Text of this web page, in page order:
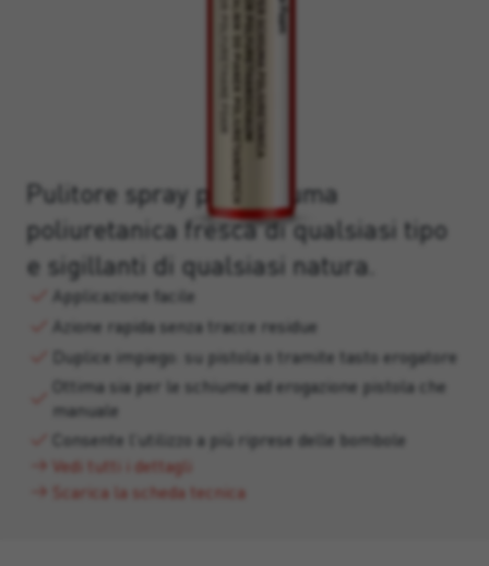
Pulitore spray per schiuma
poliuretanica fresca di qualsiasi tipo
e sigillanti di qualsiasi natura.
Applicazione facile
Azione rapida senza tracce residue
Duplice impiego: su pistola o tramite tasto erogatore
Ottima sia per le schiume ad erogazione pistola che
manuale
Consente l’utilizzo a più riprese delle bombole
Vedi tutti i dettagli
Scarica la scheda tecnica